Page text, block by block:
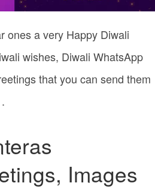
ones a very Happy Diwali
wishes, Diwali WhatsApp
that you can send them
Images